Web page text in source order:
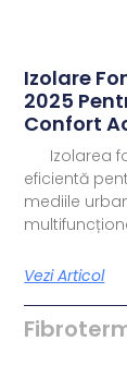
Izolare
2025
Confort
Izolarea
eficientă
mediile
Vezi Articol